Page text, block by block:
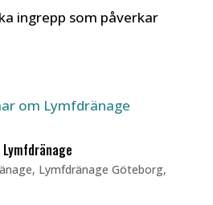
ingrepp som påverkar
, Lymfdränage Göteborg,